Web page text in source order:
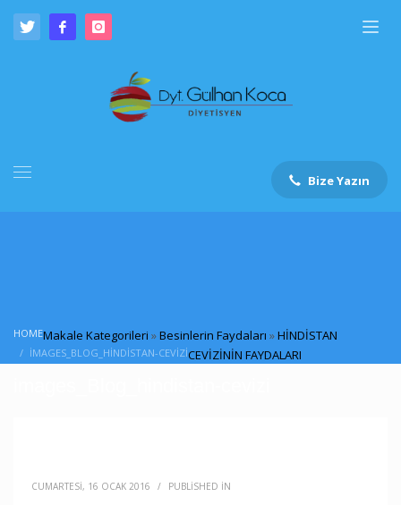
Bize Yazın
HOMEMakale Kategorileri »Besinlerin Faydaları »HİNDİSTAN
CEVİZİNİN FAYDALARI
IMAGES_BLOG_HINDISTAN-CEVIZI
CUMARTESI, 16 OCAK 2016 / PUBLISHED IN